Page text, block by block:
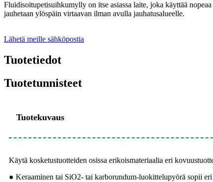
Fluidisoitupetisuihkumylly on itse asiassa laite, joka käyttää
jauhetaan ylöspäin virtaavan ilman avulla jauhatusalueelle.
Lähetä meille sähköpostia
Tuotetiedot
Tuotetunnisteet
Tuotekuvaus
Käytä kosketustuotteiden osissa erikoismateriaalia eri
● Keraaminen tai SiO2- tai karborundum-luokittelupyörä sopii